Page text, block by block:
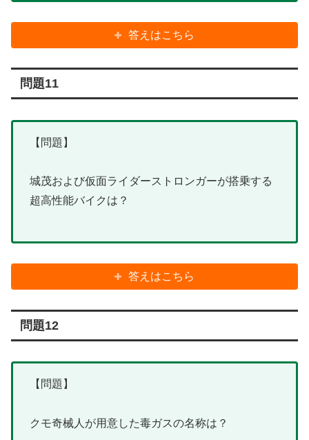
答えはこちら
問題11
【問題】
城茂および仮面ライダーストロンガーが搭乗する
超高性能バイクは？
答えはこちら
問題12
【問題】
クモ奇械人が用意した毒ガスの名称は？